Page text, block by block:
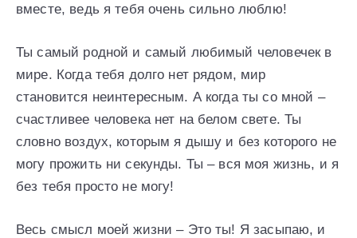
вместе, ведь я тебя очень сильно люблю!
Ты самый родной и самый любимый человечек в
мире. Когда тебя долго нет рядом, мир
становится неинтересным. А когда ты со мной –
счастливее человека нет на белом свете. Ты
словно воздух, которым я дышу и без которого не
могу прожить ни секунды. Ты – вся моя жизнь, и я
без тебя просто не могу!
Весь смысл моей жизни – Это ты! Я засыпаю, и